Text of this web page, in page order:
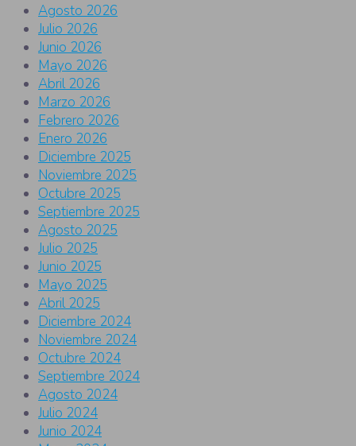
Agosto 2026
Julio 2026
Junio 2026
Mayo 2026
Abril 2026
Marzo 2026
Febrero 2026
Enero 2026
Diciembre 2025
Noviembre 2025
Octubre 2025
Septiembre 2025
Agosto 2025
Julio 2025
Junio 2025
Mayo 2025
Abril 2025
Diciembre 2024
Noviembre 2024
Octubre 2024
Septiembre 2024
Agosto 2024
Julio 2024
Junio 2024